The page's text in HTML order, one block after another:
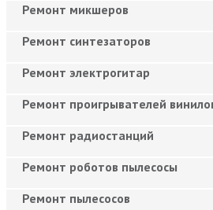
Ремонт микшеров
Ремонт синтезаторов
Ремонт электрогитар
Ремонт проигрывателей
Ремонт радиостанций
Ремонт роботов пылесосы
Ремонт пылесосов